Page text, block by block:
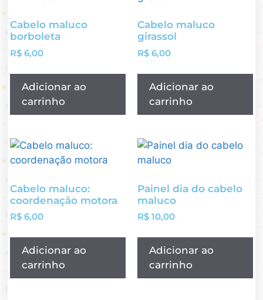
Cabelo maluco
borboleta
R$ 6,00
Adicionar ao
carrinho
Cabelo maluco
girassol
R$ 6,00
Adicionar ao
carrinho
Cabelo maluco:
coordenação motora
R$ 6,00
Adicionar ao
carrinho
Painel dia do cabelo
maluco
R$ 10,00
Adicionar ao
carrinho